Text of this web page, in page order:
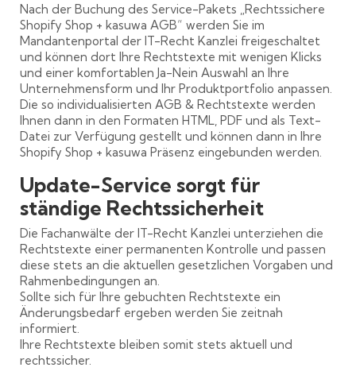
Nach der Buchung des Service-Pakets „Rechtssichere
Shopify Shop + kasuwa AGB“ werden Sie im
Mandantenportal der IT-Recht Kanzlei freigeschaltet
und können dort Ihre Rechtstexte mit wenigen Klicks
und einer komfortablen Ja-Nein Auswahl an Ihre
Unternehmensform und Ihr Produktportfolio anpassen.
Die so individualisierten AGB & Rechtstexte werden
Ihnen dann in den Formaten HTML, PDF und als Text-
Datei zur Verfügung gestellt und können dann in Ihre
Shopify Shop + kasuwa Präsenz eingebunden werden.
Update-Service sorgt für
ständige Rechtssicherheit
Die Fachanwälte der IT-Recht Kanzlei unterziehen die
Rechtstexte einer permanenten Kontrolle und passen
diese stets an die aktuellen gesetzlichen Vorgaben und
Rahmenbedingungen an.
Sollte sich für Ihre gebuchten Rechtstexte ein
Änderungsbedarf ergeben werden Sie zeitnah
informiert.
Ihre Rechtstexte bleiben somit stets aktuell und
rechtssicher.